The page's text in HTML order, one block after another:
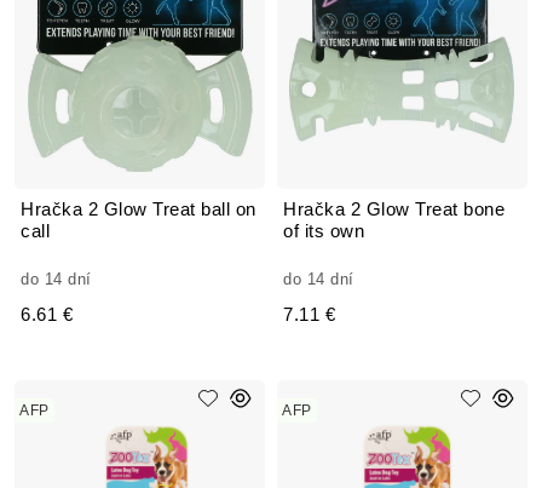
Hračka 2 Glow Treat ball on
call
do 14 dní
6.61 €
Hračka 2 Glow Treat bone
of its own
do 14 dní
7.11 €
AFP AFP